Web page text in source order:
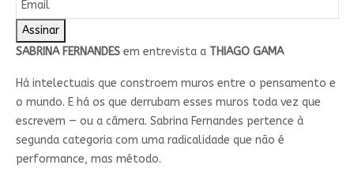
Assinar
SABRINA FERNANDESem entrevista a THIAGO GAMA
Há intelectuais que constroem muros entre o pensamento e
o mundo. E há os que derrubam esses muros toda vez que
escrevem — ou a câmera. Sabrina Fernandes pertence à
segunda categoria com uma radicalidade que não é
performance, mas método.